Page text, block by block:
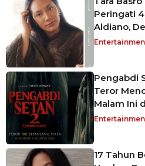
Peringati
Aldiano,
Pengabdi
Teror
Malam Ini
17 Tahun